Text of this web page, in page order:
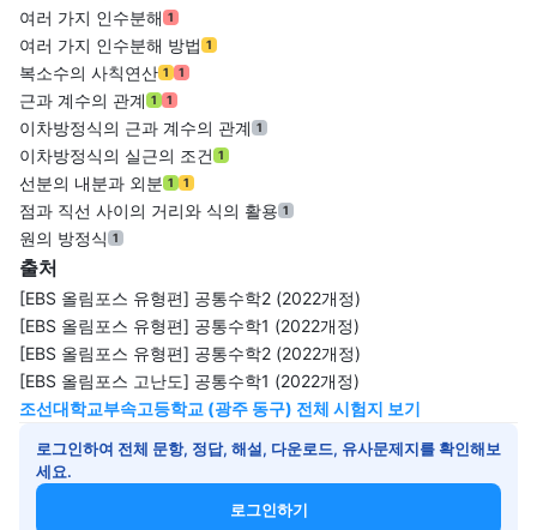
여러 가지 인수분해 1
여러 가지 인수분해 방법 1
복소수의 사칙연산 1 1
근과 계수의 관계 1 1
이차방정식의 근과 계수의 관계 1
이차방정식의 실근의 조건 1
선분의 내분과 외분 1 1
점과 직선 사이의 거리와 식의 활용 1
원의 방정식 1
출처
[EBS 올림포스 유형편] 공통수학2 (2022개정)
[EBS 올림포스 유형편] 공통수학1 (2022개정)
[EBS 올림포스 유형편] 공통수학2 (2022개정)
[EBS 올림포스 고난도] 공통수학1 (2022개정)
조선대학교부속고등학교 (광주 동구) 전체 시험지 보기
로그인하여 전체 문항, 정답, 해설, 다운로드, 유사문제지를 확인해보
세요.
로그인하기